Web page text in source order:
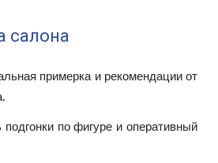
салона
примерка и рекомендации от
подгонки по фигуре и оперативный